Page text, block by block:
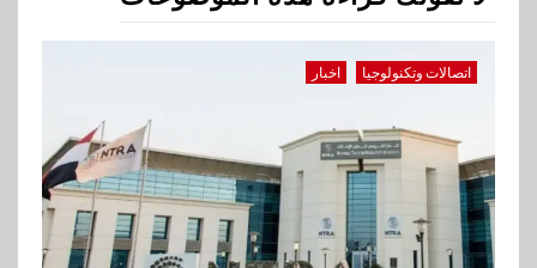
جوميا مصر تطلق حملة العودة
وعروض يومية
بنوك
بنك الإسكندرية يحقق صافي أرباح
7.54 مليار جنيه خلال النصف
الأول من 2026
اتصالات وتكنولوجيا اخبار